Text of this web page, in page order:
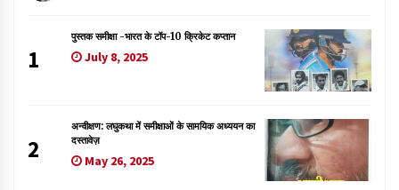
1
पुस्तक समीक्षा -भारत के टॉप-10 क्रिकेट कप्तान
July 8, 2025
2
अन्वीक्षण: लघुकथा में समीक्षाओं के सामयिक अध्ययन का
दस्तावेज़
May 26, 2025